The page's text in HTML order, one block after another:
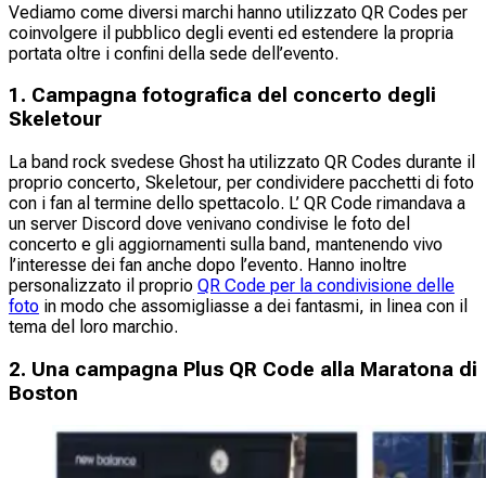
Vediamo come diversi marchi hanno utilizzato QR Codes per
coinvolgere il pubblico degli eventi ed estendere la propria
portata oltre i confini della sede dell’evento.
1. Campagna fotografica del concerto degli
Skeletour
La band rock svedese Ghost ha utilizzato QR Codes durante il
proprio concerto, Skeletour, per condividere pacchetti di foto
con i fan al termine dello spettacolo. L’ QR Code rimandava a
un server Discord dove venivano condivise le foto del
concerto e gli aggiornamenti sulla band, mantenendo vivo
l’interesse dei fan anche dopo l’evento. Hanno inoltre
personalizzato il proprio QR Code per la condivisione delle
foto in modo che assomigliasse a dei fantasmi, in linea con il
tema del loro marchio.
2. Una campagna Plus QR Code alla Maratona di
Boston